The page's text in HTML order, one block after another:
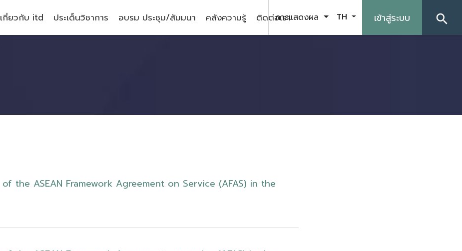
เกี่ยวกับ itd ประเด็นวิชาการ อบรม ประชุม/สัมมนา คลังความรู้ ติดต่อเราการแสดงผล TH เข้าสู่ระบบ search
of the ASEAN Framework Agreement on Service (AFAS) in the